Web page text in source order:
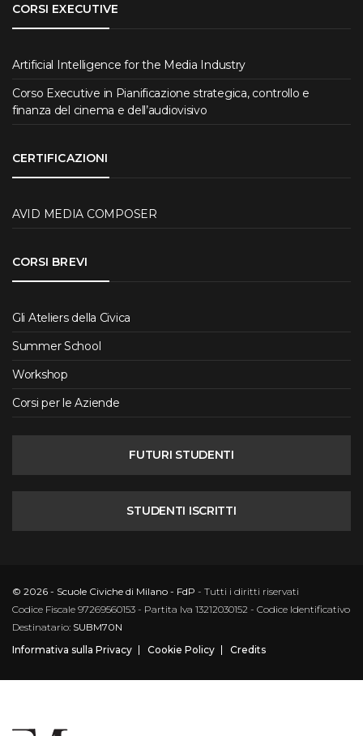
CORSI EXECUTIVE
Artificial Intelligence for the Media Industry
Corso Executive in Pianificazione strategica, controllo e
finanza del cinema e dell’audiovisivo
CERTIFICAZIONI
AVID MEDIA COMPOSER
CORSI BREVI
Gli Ateliers della Civica
Summer School
Workshop
Corsi per le Aziende
FUTURI STUDENTI
STUDENTI ISCRITTI
© 2026 - Scuole Civiche di Milano - FdP - Tutti i diritti riservati
Codice Fiscale 97269560153 - Partita Iva 13212030152 - Codice Identificativo
Destinatario: SUBM70N
Informativa sulla Privacy
Cookie Policy Credits